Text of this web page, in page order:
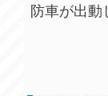
防車が出